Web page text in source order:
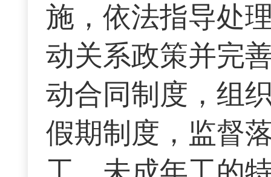
施，依法指导处
动关系政策并完
动合同制度，组
假期制度，监督